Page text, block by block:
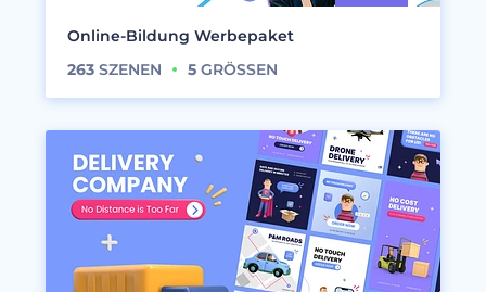
Online-Bildung Werbepaket
263 SZENEN 5 GRÖSSEN